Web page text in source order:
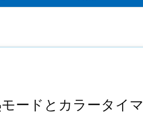
ードとカラータイマ